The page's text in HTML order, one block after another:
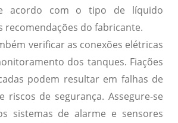
acordo com o tipo de líquido
recomendações do fabricante.
verificar as conexões elétricas
dos tanques. Fiações
podem resultar em falhas de
riscos de segurança. Assegure-se
sistemas de alarme e sensores